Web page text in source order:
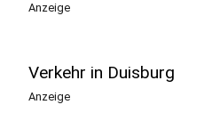
Anzeige
Verkehr in Duisburg
Anzeige